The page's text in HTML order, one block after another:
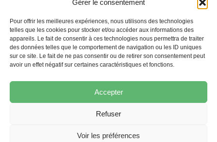
Gérer le consentement
Pour offrir les meilleures expériences, nous utilisons des technologies
telles que les cookies pour stocker et/ou accéder aux informations des
appareils. Le fait de consentir à ces technologies nous permettra de traiter
des données telles que le comportement de navigation ou les ID uniques
sur ce site. Le fait de ne pas consentir ou de retirer son consentement peut
avoir un effet négatif sur certaines caractéristiques et fonctions.
Accepter
Refuser
Voir les préférences
Nous contacter
01 46 79 28 74
S'ABONNER(NOUVELLE FENÊTRE)
ADHÉRER
Épargne
(nouvelle fenêtre) Formation
(nouvelle fenêtre)
POLITIQUE DE COOKIES